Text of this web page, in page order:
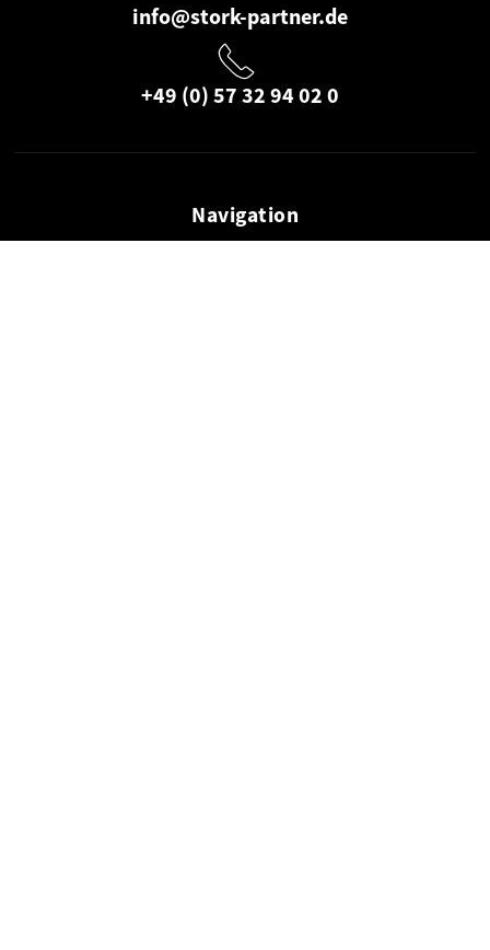
info@stork-partner.de
+49 (0) 57 32 94 02 0
Navigation